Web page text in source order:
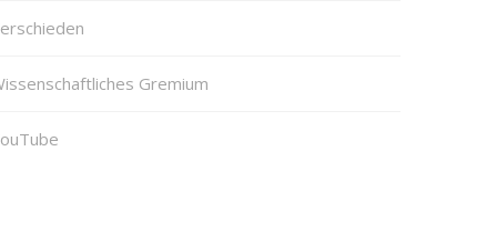
Gremium